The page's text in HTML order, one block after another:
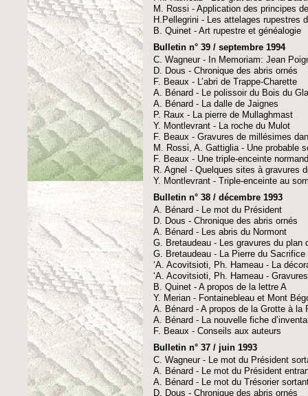
M. Rossi - Application des principes
H.Pellegrini - Les attelages rupestres
B. Quinet - Art rupestre et généalogie
Bulletin n° 39 / septembre 1994
C. Wagneur - In Memoriam: Jean
D. Dous - Chronique des abris ornés
F. Beaux - L’abri de Trappe-Charette
A. Bénard - Le polissoir du Bois du
A. Bénard - La dalle de Jaignes
P. Raux - La pierre de Mullaghmast
Y. Montlevrant - La roche du Mulot
F. Beaux - Gravures de millésimes
M. Rossi, A. Gattiglia - Une probable
F. Beaux - Une triple-enceinte
R. Agnel - Quelques sites à gravures
Y. Montlevrant - Triple-enceinte au
Bulletin n° 38 / décembre 1993
A. Bénard - Le mot du Président
D. Dous - Chronique des abris ornés
A. Bénard - Les abris du Normont
G. Bretaudeau - Les gravures du plan
G. Bretaudeau - La Pierre du Sacrifice
‘A. Acovitsioti, Ph. Hameau - La
‘A. Acovitsioti, Ph. Hameau -
B. Quinet - A propos de la lettre A
Y. Merian - Fontainebleau et Mont
A. Bénard - A propos de la Grotte à la
A. Bénard - La nouvelle fiche
F. Beaux - Conseils aux auteurs
Bulletin n° 37 / juin 1993
C. Wagneur - Le mot du Président
A. Bénard - Le mot du Président
A. Bénard - Le mot du Trésorier
D. Dous - Chronique des abris ornés